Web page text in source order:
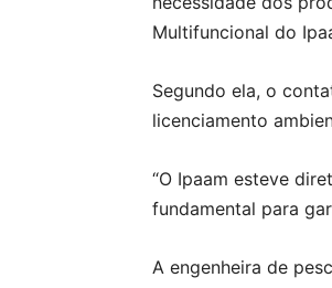
Multifuncional do
Segundo ela, o
licenciamento
“O Ipaam esteve
fundamental para
A engenheira de